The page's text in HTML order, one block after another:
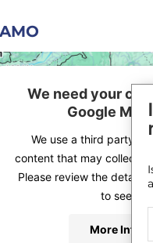
We need your
Google
We use a third party
content that may collect
Please review the details
to see this
More